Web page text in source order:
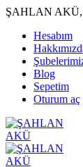
ŞAHLAN
Hesabım
Blog
Sepetim
Oturum aç